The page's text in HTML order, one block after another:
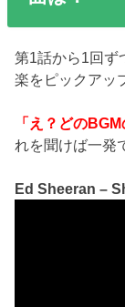
第1話から1回ず
楽をピックアッ
「え？どの
れを聞けば一発
Ed Sheeran –